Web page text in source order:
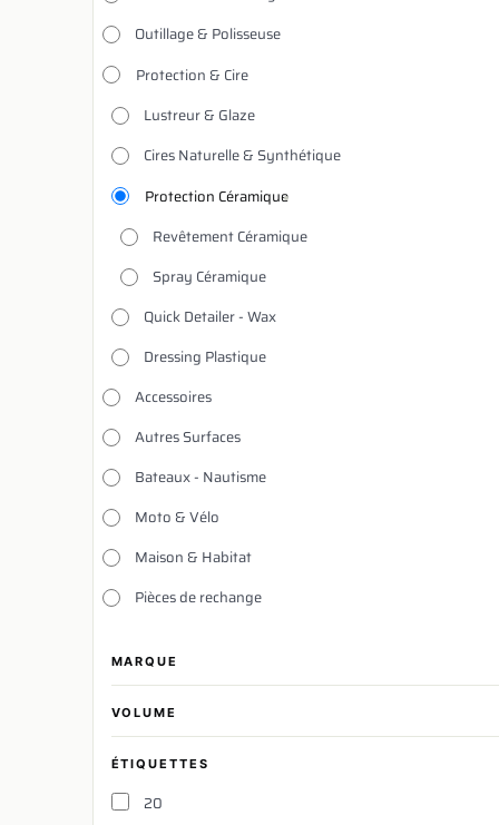
Outillage & Polisseuse
Protection & Cire
Lustreur & Glaze
Cires Naturelle & Synthétique
Protection Céramique
Revêtement Céramique
Spray Céramique
Quick Detailer - Wax
Dressing Plastique
Accessoires
Autres Surfaces
Bateaux - Nautisme
Moto & Vélo
Maison & Habitat
Pièces de rechange
MARQUE
VOLUME
ÉTIQUETTES
20